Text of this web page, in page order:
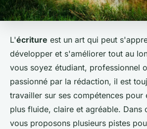
L'écriture est un art qui peut
développer et s'améliorer tout au
vous soyez étudiant, professionnel
passionné par la rédaction, il est
travailler sur ses compétences pour
plus fluide, claire et agréable. Dans
vous proposons plusieurs pistes